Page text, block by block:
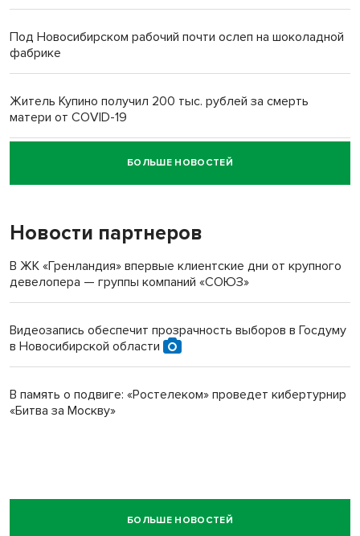
Под Новосибирском рабочий почти ослеп на шоколадной
фабрике
Житель Купино получил 200 тыс. рублей за смерть
матери от COVID-19
Новосибирский суд наказал водителя за смерть
пенсионерки на вокзале
БОЛЬШЕ НОВОСТЕЙ
Новости партнеров
В ЖК «Гренландия» впервые клиентские дни от крупного
девелопера — группы компаний «СОЮЗ»
Видеозапись обеспечит прозрачность выборов в Госдуму
в Новосибирской области
В память о подвиге: «Ростелеком» проведет кибертурнир
«Битва за Москву»
БОЛЬШЕ НОВОСТЕЙ